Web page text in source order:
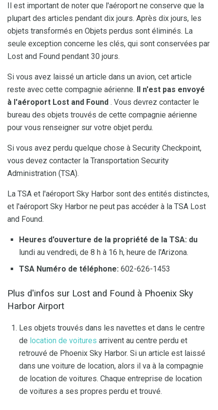
Il est important de noter que l'aéroport ne conserve que la
plupart des articles pendant dix jours. Après dix jours, les
objets transformés en Objets perdus sont éliminés. La
seule exception concerne les clés, qui sont conservées par
Lost and Found pendant 30 jours.
Si vous avez laissé un article dans un avion, cet article
reste avec cette compagnie aérienne. Il n'est pas envoyé
à l'aéroport Lost and Found . Vous devrez contacter le
bureau des objets trouvés de cette compagnie aérienne
pour vous renseigner sur votre objet perdu.
Si vous avez perdu quelque chose à Security Checkpoint,
vous devez contacter la Transportation Security
Administration (TSA).
La TSA et l'aéroport Sky Harbor sont des entités distinctes,
et l'aéroport Sky Harbor ne peut pas accéder à la TSA Lost
and Found.
Heures d'ouverture de la propriété de la TSA: du
lundi au vendredi, de 8 h à 16 h, heure de l'Arizona.
TSA Numéro de téléphone: 602-626-1453
Plus d'infos sur Lost and Found à Phoenix Sky
Harbor Airport
Les objets trouvés dans les navettes et dans le centre
de location de voitures arrivent au centre perdu et
retrouvé de Phoenix Sky Harbor. Si un article est laissé
dans une voiture de location, alors il va à la compagnie
de location de voitures. Chaque entreprise de location
de voitures a ses propres perdu et trouvé.